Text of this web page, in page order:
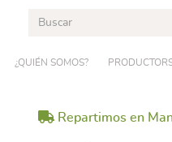
¿QUIÉN SOMOS?
Repartimos en